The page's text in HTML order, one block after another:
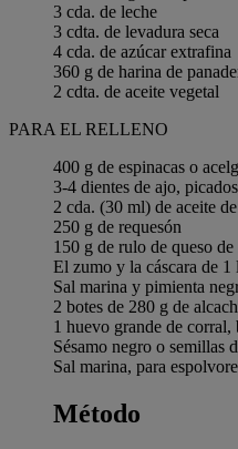
3 cda. de leche
3 cdta. de levadura seca
4 cda. de azúcar extrafina
360 g de harina de
2 cdta. de aceite vegetal
PARA EL RELLENO
400 g de espinacas o
3-4 dientes de ajo, picados
2 cda. (30 ml) de aceite
250 g de requesón
150 g de rulo de queso
El zumo y la cáscara de 1
Sal marina y pimienta
2 botes de 280 g de
1 huevo grande de corral,
Sésamo negro o semillas
Sal marina, para
Método